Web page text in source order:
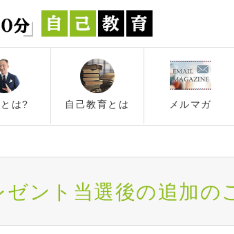
は? 自己教育とは メルマガ
ゼント当選後の追加の